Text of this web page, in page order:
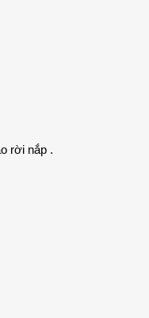
rời nắp .